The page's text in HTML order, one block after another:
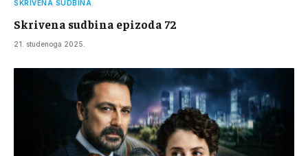
SKRIVENA SUDBINA
Skrivena sudbina epizoda 72
21. studenoga 2025.